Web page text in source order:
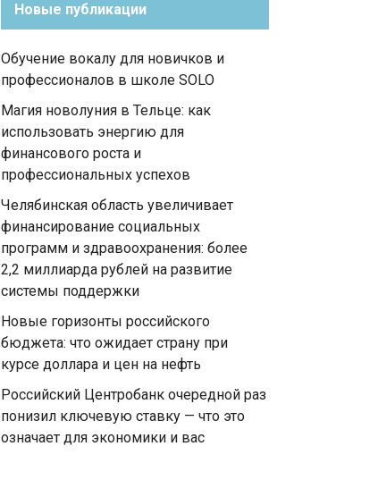
Новые публикации
Обучение вокалу для новичков и
профессионалов в школе SOLO
Магия новолуния в Тельце: как
использовать энергию для
финансового роста и
профессиональных успехов
Челябинская область увеличивает
финансирование социальных
программ и здравоохранения: более
2,2 миллиарда рублей на развитие
системы поддержки
Новые горизонты российского
бюджета: что ожидает страну при
курсе доллара и цен на нефть
Российский Центробанк очередной раз
понизил ключевую ставку — что это
означает для экономики и вас